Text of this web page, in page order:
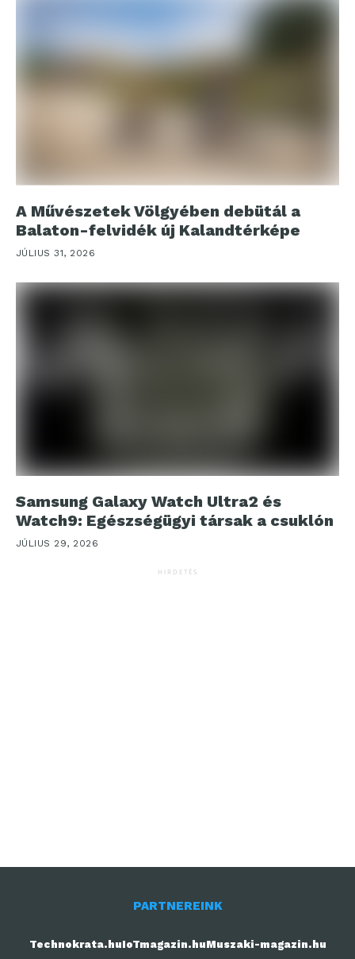
A Művészetek Völgyében debütál a
Balaton-felvidék új Kalandtérképe
JÚLIUS 31, 2026
Samsung Galaxy Watch Ultra2 és
Watch9: Egészségügyi társak a csuklón
JÚLIUS 29, 2026
HIRDETÉS
PARTNEREINK
Technokrata.huIoTmagazin.huMuszaki-magazin.hu